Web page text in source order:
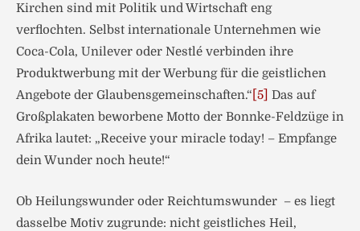
Kirchen sind mit Politik und Wirtschaft eng
verflochten. Selbst internationale Unternehmen wie
Coca-Cola, Unilever oder Nestlé verbinden ihre
Produktwerbung mit der Werbung für die geistlichen
Angebote der Glaubensgemeinschaften.“ [5] Das auf
Großplakaten beworbene Motto der Bonnke-Feldzüge in
Afrika lautet: „Receive your miracle today! – Empfange
dein Wunder noch heute!“
Ob Heilungswunder oder Reichtumswunder – es liegt
dasselbe Motiv zugrunde: nicht geistliches Heil,